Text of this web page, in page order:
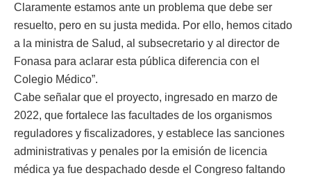
Claramente estamos ante un problema que debe ser
resuelto, pero en su justa medida. Por ello, hemos citado
a la ministra de Salud, al subsecretario y al director de
Fonasa para aclarar esta pública diferencia con el
Colegio Médico”.
Cabe señalar que el proyecto, ingresado en marzo de
2022, que fortalece las facultades de los organismos
reguladores y fiscalizadores, y establece las sanciones
administrativas y penales por la emisión de licencia
médica ya fue despachado desde el Congreso faltando